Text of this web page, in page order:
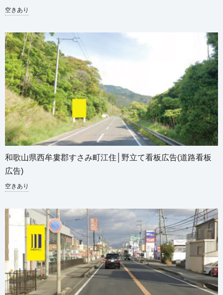
空きあり
和歌山県西牟婁郡すさみ町江住│野立て看板広告(道路看板
広告)
空きあり